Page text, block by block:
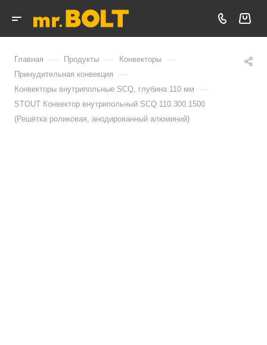
Главная — Продукты — Конвекторы —
Принудительная конвекция —
Конвекторы внутрипольные SCQ, глубина 110 мм —
STOUT Конвектор внутрипольный SCQ 110.300.1500
(Решётка роликовая, анодированный алюминий)